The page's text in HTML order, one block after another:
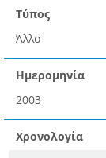
Τύπος
Άλλο
Ημερομηνία
2003
Χρονολογία